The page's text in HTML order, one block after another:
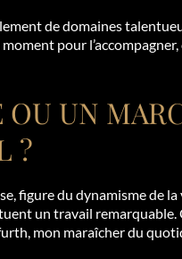
de domaines
pour l’accompagner,
UN
?
figure du dynamisme de
un travail
mon maraîcher du